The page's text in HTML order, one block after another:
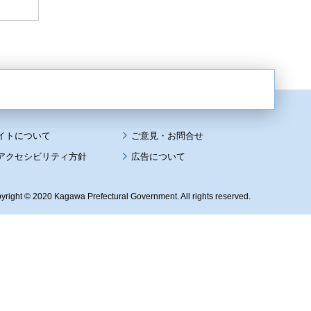
トについて
クセシビリティ方針
広告について
© 2020 Kagawa Prefectural Government. All rights reserved.